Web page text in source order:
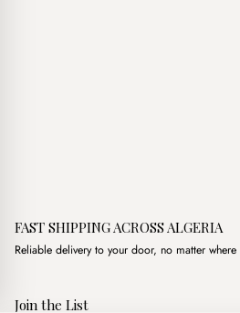
FAST SHIPPING ACROSS ALGERIA
Reliable delivery to your door, no matter
Join the List